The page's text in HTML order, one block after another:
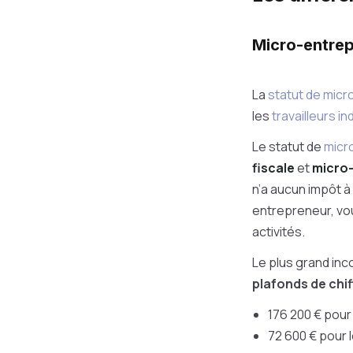
Micro-
Lastatut de
lestravailleurs
Le statut de
fiscaleet
n’a aucun impôt
entrepreneur,
activités.
Le plus grand
plafonds de
176 200 €
72 600 €